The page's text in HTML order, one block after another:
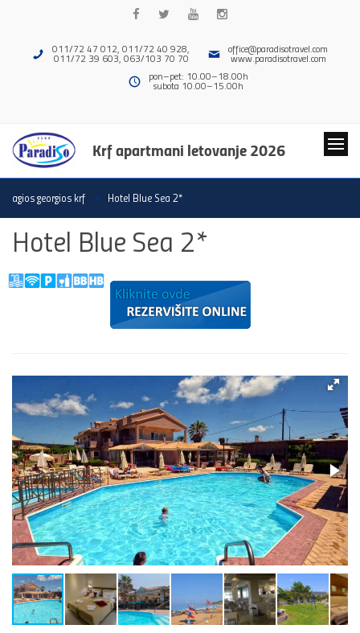
011/72 47 012, 011/72 40 928,
011/72 39 603, 063/103 70 70
office@paradisotravel.com
www.paradisotravel.com
pon–pet: 10.00–18.00h
subota 10.00–15.00h
Krf apartmani letovanje 2026
agios georgios krf Hotel Blue Sea 2*
Hotel Blue Sea 2*